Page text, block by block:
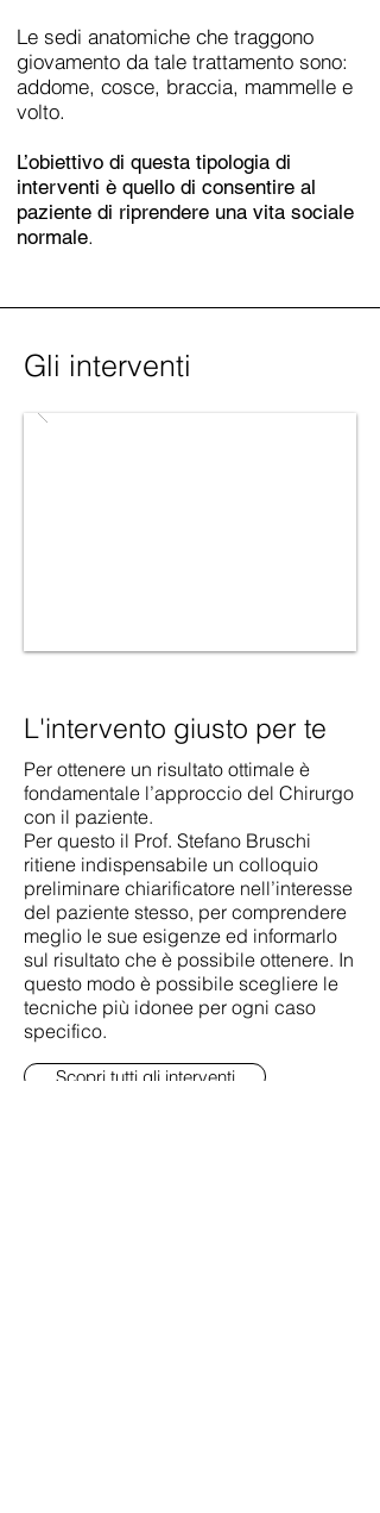
Le sedi anatomiche che traggono
giovamento da tale trattamento sono:
addome, cosce, braccia, mammelle e
volto.
L’obiettivo di questa tipologia di
interventi è quello di consentire al
paziente di riprendere una vita sociale
normale.
L'intervento giusto per te
Per ottenere un risultato ottimale è
fondamentale l’approccio del Chirurgo
con il paziente.
Per questo il Prof. Stefano Bruschi
ritiene indispensabile un colloquio
preliminare chiarificatore nell’interesse
del paziente stesso, per comprendere
meglio le sue esigenze ed informarlo
sul risultato che è possibile ottenere. In
questo modo è possibile scegliere le
tecniche più idonee per ogni caso
specifico.
Scopri tutti gli interventi
Gli interventi